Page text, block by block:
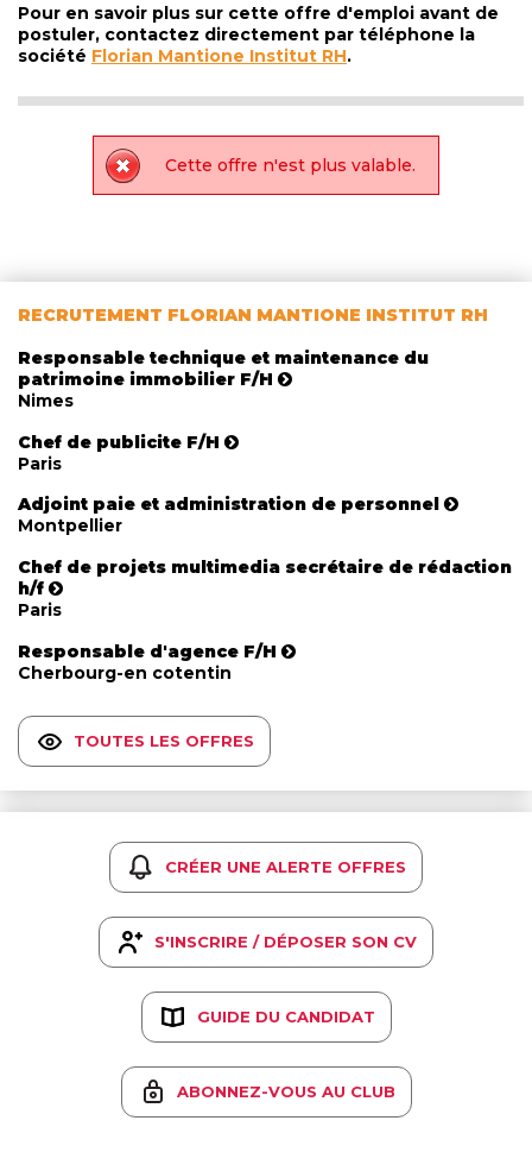
Pour en savoir plus sur cette offre d'emploi avant de
postuler, contactez directement par téléphone la
société Florian Mantione Institut RH.
Cette offre n'est plus valable.
RECRUTEMENT FLORIAN MANTIONE INSTITUT RH
Responsable technique et maintenance du
patrimoine immobilier F/H
Nimes
Chef de publicite F/H
Paris
Adjoint paie et administration de personnel
Montpellier
Chef de projets multimedia secrétaire de rédaction
h/f
Paris
Responsable d'agence F/H
Cherbourg-en cotentin
TOUTES LES OFFRES
CRÉER UNE ALERTE OFFRES
S'INSCRIRE / DÉPOSER SON CV
GUIDE DU CANDIDAT
ABONNEZ-VOUS AU CLUB